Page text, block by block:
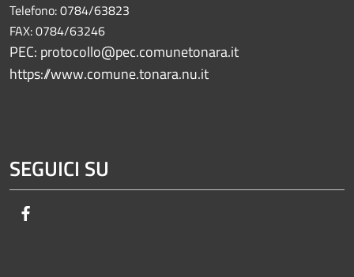
Telefono: 0784/63823
FAX: 0784/63246
PEC: protocollo@pec.comunetonara.it
https://www.comune.tonara.nu.it
SEGUICI SU